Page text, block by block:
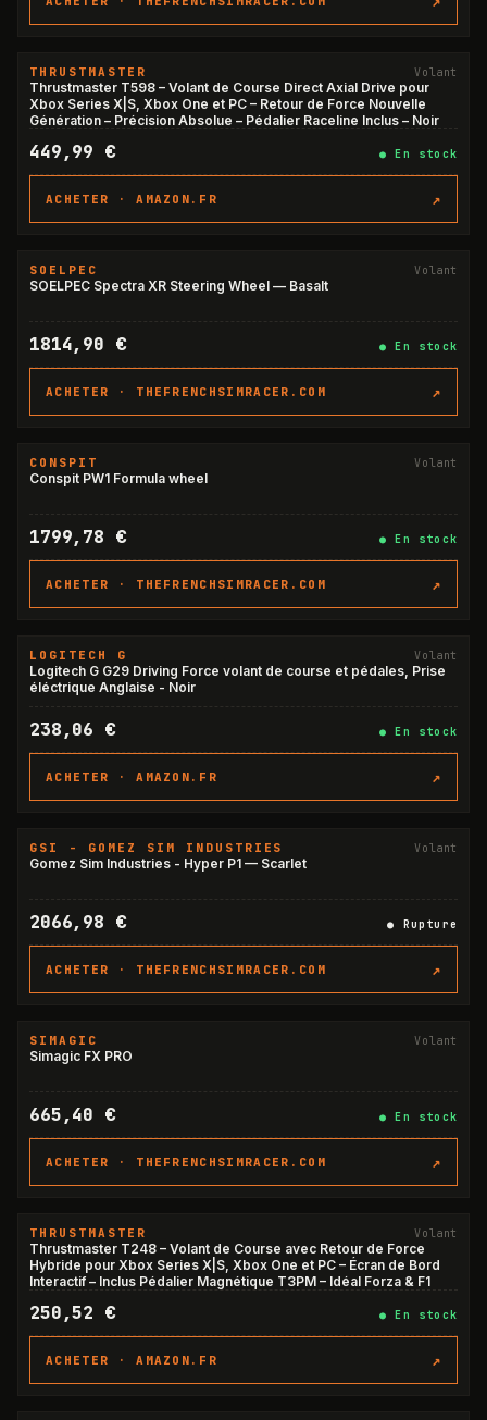
THRUSTMASTER Volant
Thrustmaster T598 – Volant de Course Direct Axial Drive pour
Xbox Series X|S, Xbox One et PC – Retour de Force Nouvelle
Génération – Précision Absolue – Pédalier Raceline Inclus – Noir
449,99 € ●En stock
ACHETER ·AMAZON.FR ↗
SOELPEC Volant
SOELPEC Spectra XR Steering Wheel — Basalt
1814,90 € ●En stock
ACHETER · THEFRENCHSIMRACER.COM ↗
CONSPIT Volant
Conspit PW1 Formula wheel
1799,78 € ●En stock
ACHETER · THEFRENCHSIMRACER.COM ↗
LOGITECH G Volant
Logitech G G29 Driving Force volant de course et pédales, Prise
éléctrique Anglaise - Noir
238,06 € ●En stock
ACHETER ·AMAZON.FR ↗
RUPTURE
GSI - GOMEZ SIM INDUSTRIES Volant
Gomez Sim Industries - Hyper P1 — Scarlet
2066,98 € ● Rupture
ACHETER · THEFRENCHSIMRACER.COM ↗
SIMAGIC Volant
Simagic FX PRO
665,40 € ●En stock
ACHETER · THEFRENCHSIMRACER.COM ↗
THRUSTMASTER Volant
Thrustmaster T248 – Volant de Course avec Retour de Force
Hybride pour Xbox Series X|S, Xbox One et PC – Écran de Bord
Interactif – Inclus Pédalier Magnétique T3PM – Idéal Forza & F1
250,52 € ●En stock
ACHETER ·AMAZON.FR ↗